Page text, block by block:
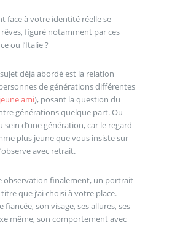
face à votre identité réelle se
figuré notamment par ces
ou l’Italie ?
déjà abordé est la relation
de générations différentes
ami), posant la question du
générations quelque part. Ou
d’une génération, car le regard
plus jeune que vous insiste sur
avec retrait.
observation finalement, un portrait
que j’ai choisi à votre place.
fiancée, son visage, ses allures, ses
même, son comportement avec